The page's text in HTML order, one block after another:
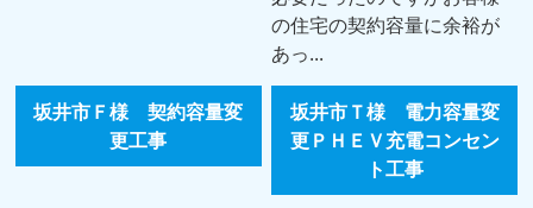
の住宅の契約容量に余裕が
あっ...
坂井市Ｆ様 契約容量変
更工事
坂井市Ｔ様 電力容量変
更ＰＨＥＶ充電コンセン
ト工事